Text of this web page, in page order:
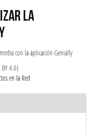
LA
con la aplicación Genially
4.0)
en la Red